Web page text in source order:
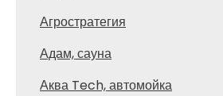
Агростратегия
Адам, сауна
Аква Tech, автомойка